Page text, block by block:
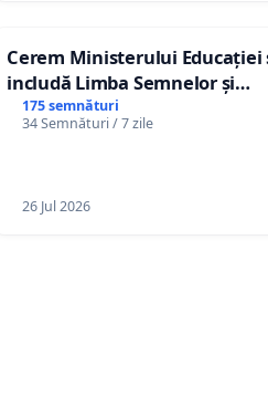
Cerem Ministerului Educației
includă Limba Semnelor și
alfabetul Braille în școlile din
Republica Moldova!
175 semnături
34 Semnături / 7 zile
26 Jul 2026